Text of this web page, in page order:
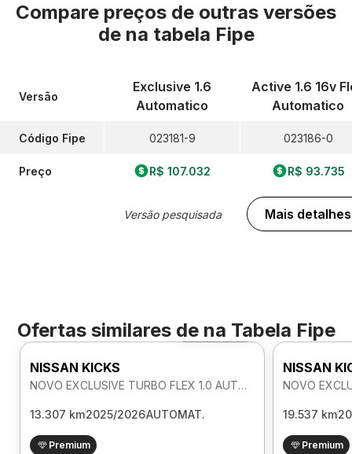
Compare preços de outras versões
de na tabela Fipe
Versão
Código Fipe
Preço
Exclusive 1.6
Automatico
023181-9
R$ 107.032
Versão pesquisada
Active 1.6 16v
Automatico
023186-0
R$ 93.735
Mais detalhes
Ofertas similares de na Tabela Fipe
Foto 360º
NISSAN KICKS
NOVO EXCLUSIVE TURBO FLEX 1.0 AUTOMATICO
13.307 km2025/2026AUTOMAT.
Premium
NISSAN
19.537 km
Premium